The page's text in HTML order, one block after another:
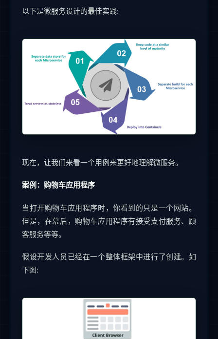
以下是微服务设计的最佳实践:
现在，让我们来看一个用例来更好地理解微服务。
案例：购物车应用程序
当打开购物车应用程序时，你看到的只是一个网站。
但是，在幕后，购物车应用程序有接受支付服务、顾
客服务等等。
假设开发人员已经在一个整体框架中进行了创建。如
下图: